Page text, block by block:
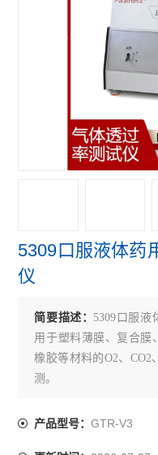
5309口服液体药
仪
简要描述： 5309口服液
用于塑料薄膜、复合膜
橡胶等材料的O2、
测。
产品型号：GTR-V3